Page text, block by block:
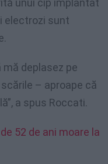
unui cip implantat
electrozi sunt
mă deplasez pe
– aproape că
a spus Roccati.
52 de ani moare la